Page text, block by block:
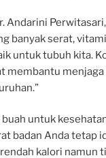
Andarini
banyak serat,
untuk tubuh kita.
membantu menjaga
untuk
badan Anda tetap
kalori namun